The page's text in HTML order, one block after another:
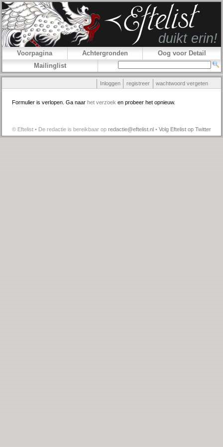
Voorpagina Achtergronden
Oog voor Detail
Mailinglist
Inloggen registreer wachtwoord vergeten
Formulier is verlopen. Ga naar het verzoek en probeer het opnieuw.
© Eftelist • De redactie is bereikbaar op redactie@eftelist.nl • Volg Eftelist op Twitter